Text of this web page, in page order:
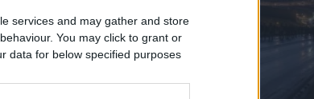
services and may gather and store
You may click to grant or
data for below specified purposes